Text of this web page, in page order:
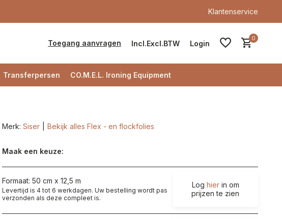
Klantenservice
Toegang aanvragen Incl.Excl.BTW Login
0
Transferpersen CO.M.E.L. Ironing Equipment
Merk: Siser Bekijk alles Flex - en flockfolies
Maak een keuze:
Formaat: 50 cm x 12,5 m
Levertijd is 4 tot 6 werkdagen. Uw bestelling wordt pas
verzonden als deze compleet is.
Log hierin om
prijzen te zien